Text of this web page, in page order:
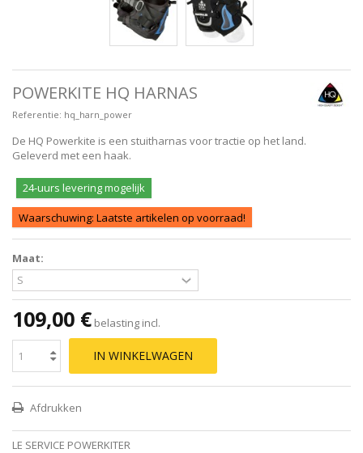
POWERKITE HQ HARNAS
Referentie: hq_harn_power
De HQ Powerkite is een stuitharnas voor tractie op het land.
Geleverd met een haak.
24-uurs levering mogelijk
Waarschuwing: Laatste artikelen op voorraad!
Maat:
109,00 € belasting incl.
IN WINKELWAGEN
Afdrukken
LE SERVICE POWERKITER